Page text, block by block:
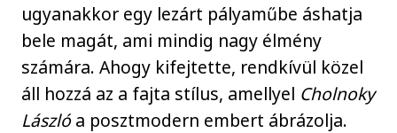
ugyanakkor egy lezárt pályaműbe áshatja
bele magát, ami mindig nagy élmény
számára. Ahogy kifejtette, rendkívül közel
áll hozzá az a fajta stílus, amellyel Cholnoky
Lászlóa posztmodern embert ábrázolja.